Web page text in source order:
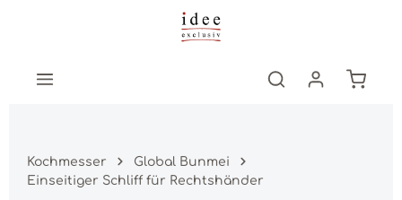
Zum Hauptinhalt springen
Kochmesser
Global Bunmei
Einseitiger Schliff für Rechtshänder